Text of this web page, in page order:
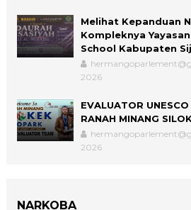
Melihat Kepanduan
Kompleknya
School Kabupaten
2026
EVALUATOR
RANAH MINANG
2026
NARKOBA